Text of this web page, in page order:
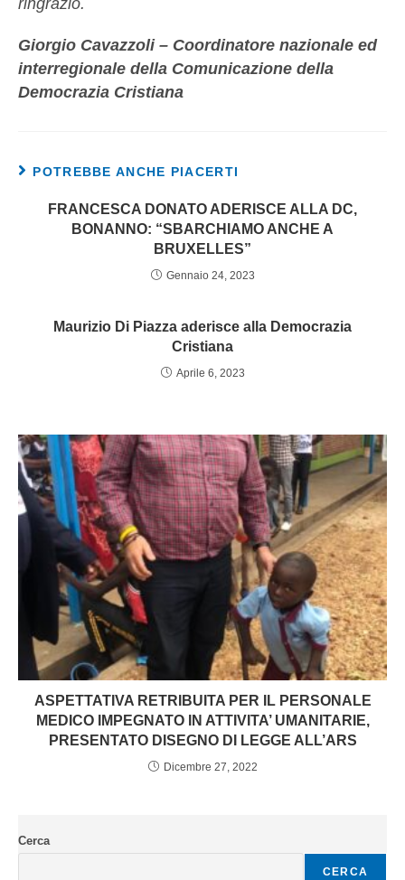
ringrazio.
Giorgio Cavazzoli – Coordinatore nazionale ed
interregionale della Comunicazione della
Democrazia Cristiana
POTREBBE ANCHE PIACERTI
FRANCESCA DONATO ADERISCE ALLA DC,
BONANNO: “SBARCHIAMO ANCHE A
BRUXELLES”
Gennaio 24, 2023
Mau­ri­zio Di Piaz­za aderisce alla Democrazia
Cristiana
Aprile 6, 2023
ASPETTATIVA RETRIBUITA PER IL PERSONALE
MEDICO IMPEGNATO IN ATTIVITA’ UMANITARIE,
PRESENTATO DISEGNO DI LEGGE ALL’ARS
Dicembre 27, 2022
Cerca
CERCA